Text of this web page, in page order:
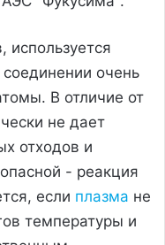
используется
очень
В отличие от
не дает
отходов и
- реакция
если плазма не
температуры и